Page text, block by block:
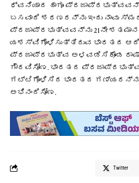
ಧ್ವನಿಯಾದ ಹಾಗೂ
ಬಸವಾದಿ ಶರಣರನ್ನು ಇಂದು ನಾವು
ಪ್ರಜಾಪ್ರಭುತ್ವವನ್ನು 21ನೇ
ಯಶಸ್ವಿಗೊಳಿಸುತ್ತಿರುವ ಭಾರತದ
ಪ್ರಜಾಪ್ರಭುತ್ವ ಅಳವಡಿಸಿಕೊಂಡ
ಗೌರವಿಸೋಣ. ಭಾರತದ
ಗಟ್ಟಿಗೊಳಿಸಿದ ಭಾರತದ ಗಣ್ಯರನ್ನು
ಅಭಿನಂದಿಸೋಣ.
Twitter